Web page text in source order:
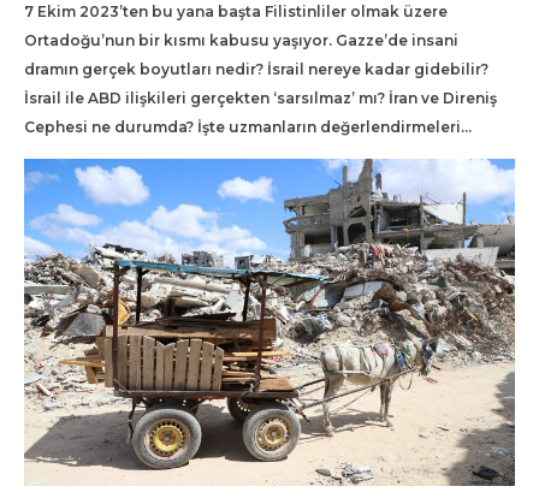
7 Ekim 2023’ten bu yana başta Filistinliler olmak üzere
Ortadoğu’nun bir kısmı kabusu yaşıyor. Gazze’de insani
dramın gerçek boyutları nedir? İsrail nereye kadar gidebilir?
İsrail ile ABD ilişkileri gerçekten ‘sarsılmaz’ mı? İran ve Direniş
Cephesi ne durumda? İşte uzmanların değerlendirmeleri…